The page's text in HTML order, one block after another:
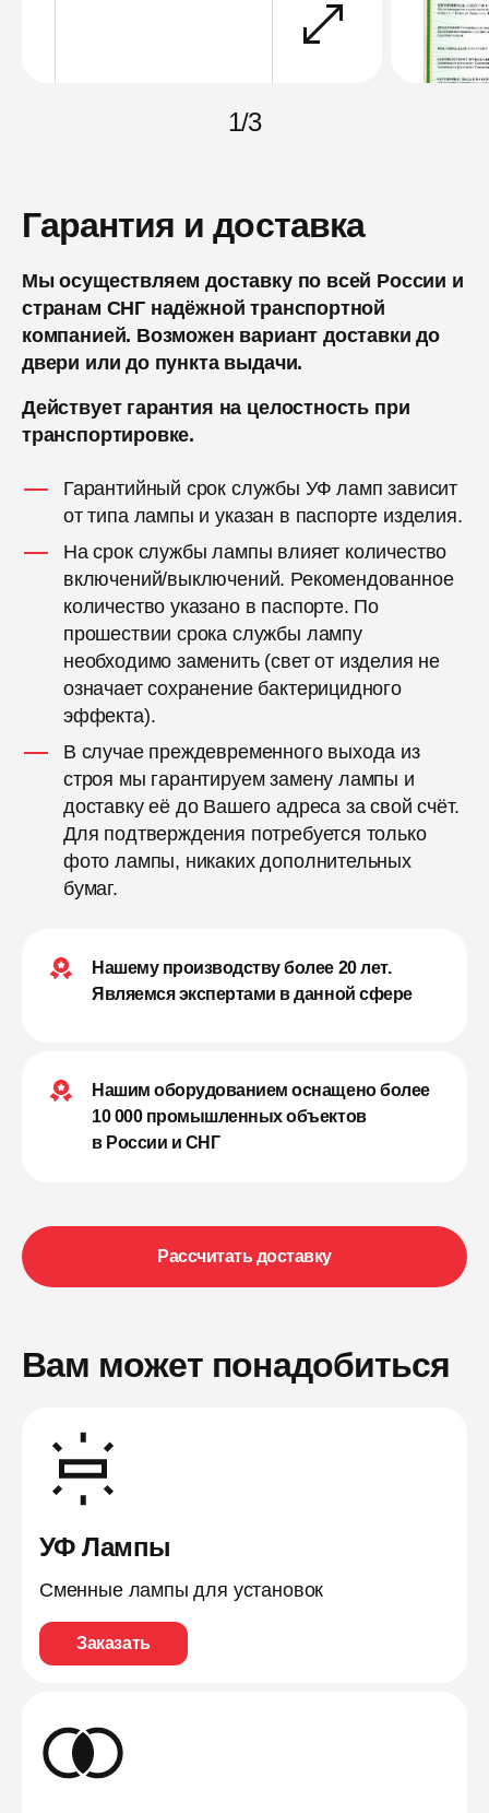
1/3
Гарантия и доставка
Мы осуществляем доставку по всей России и
странам СНГ надёжной транспортной
компанией. Возможен вариант доставки до
двери или до пункта выдачи.
Действует гарантия на целостность при
транспортировке.
Гарантийный срок службы УФ ламп зависит
от типа лампы и указан в паспорте изделия.
На срок службы лампы влияет количество
включений/выключений. Рекомендованное
количество указано в паспорте. По
прошествии срока службы лампу
необходимо заменить (свет от изделия не
означает сохранение бактерицидного
эффекта).
В случае преждевременного выхода из
строя мы гарантируем замену лампы и
доставку её до Вашего адреса за свой счёт.
Для подтверждения потребуется только
фото лампы, никаких дополнительных
бумаг.
Нашему производству более 20 лет.
Являемся экспертами в данной сфере
Нашим оборудованием оснащено более
10 000 промышленных объектов
в России и СНГ
Рассчитать доставку
Вам может понадобиться
УФ Лампы
Сменные лампы для установок
Заказать